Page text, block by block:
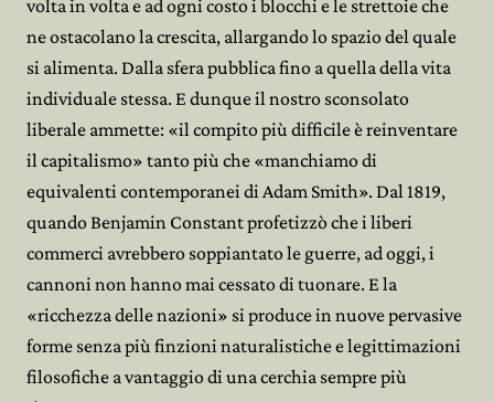
volta in volta e ad ogni costo i blocchi e le strettoie che
ne ostacolano la crescita, allargando lo spazio del quale
si alimenta. Dalla sfera pubblica fino a quella della vita
individuale stessa. E dunque il nostro sconsolato
liberale ammette: «il compito più difficile è reinventare
il capitalismo» tanto più che «manchiamo di
equivalenti contemporanei di Adam Smith». Dal 1819,
quando Benjamin Constant profetizzò che i liberi
commerci avrebbero soppiantato le guerre, ad oggi, i
cannoni non hanno mai cessato di tuonare. E la
«ricchezza delle nazioni» si produce in nuove pervasive
forme senza più finzioni naturalistiche e legittimazioni
filosofiche a vantaggio di una cerchia sempre più